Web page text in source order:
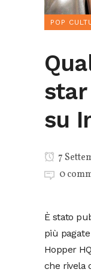
POP
su
7
0
È stato
più
Hopper
che rivela